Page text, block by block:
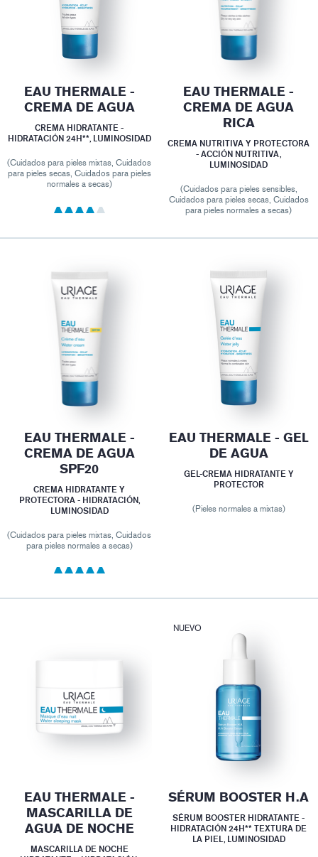
EAU THERMALE -
CREMA DE AGUA
CREMA HIDRATANTE -
HIDRATACIÓN 24H**, LUMINOSIDAD
(Cuidados para pieles mixtas, Cuidados
para pieles secas, Cuidados para pieles
normales a secas)
EAU THERMALE -
CREMA DE AGUA
RICA
CREMA NUTRITIVA Y PROTECTORA
- ACCIÓN NUTRITIVA,
LUMINOSIDAD
(Cuidados para pieles sensibles,
Cuidados para pieles secas, Cuidados
para pieles normales a secas)
EAU THERMALE -
CREMA DE AGUA
SPF20
CREMA HIDRATANTE Y
PROTECTORA - HIDRATACIÓN,
LUMINOSIDAD
(Cuidados para pieles mixtas, Cuidados
para pieles normales a secas)
EAU THERMALE - GEL
DE AGUA
GEL-CREMA HIDRATANTE Y
PROTECTOR
(Pieles normales a mixtas)
EAU THERMALE -
MASCARILLA DE
AGUA DE NOCHE
MASCARILLA DE NOCHE
NUEVO
SÉRUM BOOSTER H.A
SÉRUM BOOSTER HIDRATANTE -
HIDRATACIÓN 24H** TEXTURA DE
LA PIEL, LUMINOSIDAD